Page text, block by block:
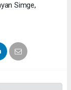
Simge,